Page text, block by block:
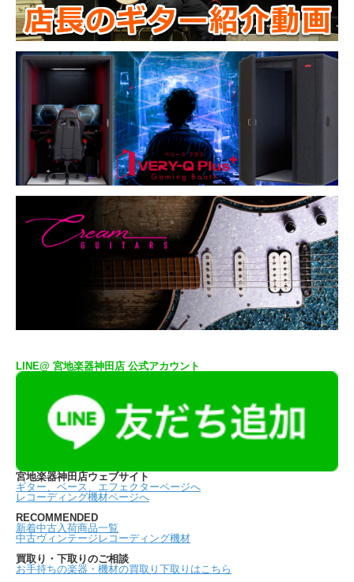
LINE@ 宮地楽器神田店 公式アカウント
宮地楽器神田店ウェブサイト
ギター、ベース、エフェクターページへ
レコーディング機材ページへ
RECOMMENDED
新着中古入荷商品一覧
中古ヴィンテージレコーディング機材
買取り・下取りのご相談
お手持ちの楽器・機材の買取り下取りはこちら